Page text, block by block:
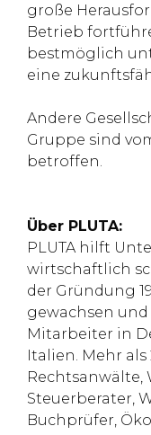
große
Betrieb
bestmöglich
eine
Andere
Gruppe sind
betroffen.
Über PLUTA:
PLUTA hilft
wirtschaftlich
der Gründung
gewachsen
Mitarbeiter in
Italien. Mehr
Steuerberater,
Buchprüfer,